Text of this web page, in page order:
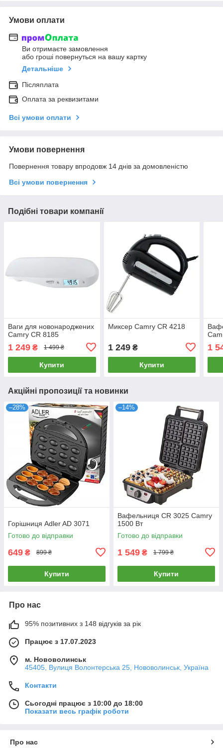
Умови оплати
Ви отримаєте замовлення
або гроші повернуться на вашу картку
Детальніше
Післяплата
Оплата за реквизитами
Всі умови оплати
Умови повернення
Повернення товару впродовж 14 днів за домовленістю
Всі умови повернення
Подібні товари компанії
Ваги для новонароджених
Camry CR 8185
1 249 ₴ 1 499 ₴
Купити
Миксер Camry CR 4218
1 249₴
Купити
1
Акційні пропозиції та новинки
–28%
Горішниця Adler AD 3071
Готово до відправки
649 ₴ 899 ₴
Купити
–14%
Вафельниця CR 3025 Camry
1500 Вт
Готово до відправки
1 549 ₴ 1 799 ₴
Купити
Про нас
95% позитивних з 148 відгуків за рік
Працює з 17.07.2023
м. Нововолинськ
45405, Вулиця Волонтерська 25, Нововолинськ, Україна
Контакти
Сьогодні працює з 10:00 до 18:00
Показати весь графік роботи
Про нас